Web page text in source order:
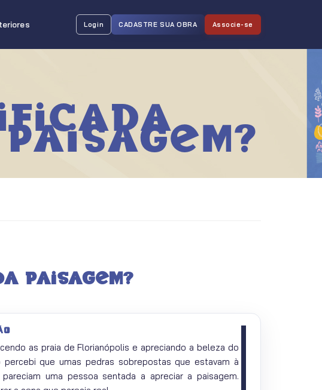
Login CADASTRE SUA OBRA Associe-se
paisagem?
as praia de Florianópolis e apreciando a beleza do
percebi que umas pedras sobrepostas que estavam à
uma pessoa sentada a apreciar a paisagem.